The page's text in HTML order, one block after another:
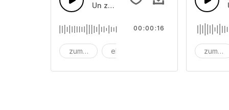
Un zumbido eléctrico
zumbido eléctrico
00:00:16